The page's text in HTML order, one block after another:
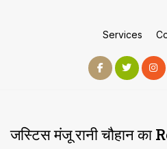
Services
जस्टिस मंजू रानी चौहान